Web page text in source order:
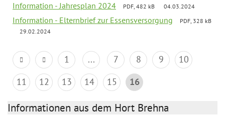
Information - Jahresplan 2024 PDF, 482 kB 04.03.2024
Information - Elternbrief zur Essensversorgung
PDF, 328 kB
29.02.2024
1 ... 7 8 9
10
11
12 13 14 15 16
Informationen aus dem Hort Brehna